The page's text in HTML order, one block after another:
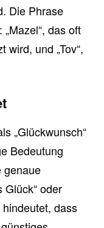
Die Phrase
das oft
wird, und „Tov“,
„Glückwunsch“
Bedeutung
genaue
Glück“ oder
hindeutet, dass